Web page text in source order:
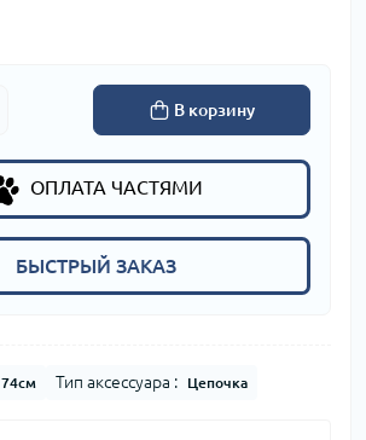
В корзину
ОПЛАТА ЧАСТЯМИ
БЫСТРЫЙ ЗАКАЗ
74см Тип аксессуара : Цепочка